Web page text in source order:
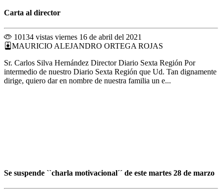
Carta al director
10134 vistas viernes 16 de abril del 2021
MAURICIO ALEJANDRO ORTEGA ROJAS
Sr. Carlos Silva Hernández Director Diario Sexta Región Por
intermedio de nuestro Diario Sexta Región que Ud. Tan dignamente
dirige, quiero dar en nombre de nuestra familia un e...
Se suspende ``charla motivacional´´ de este martes 28 de marzo